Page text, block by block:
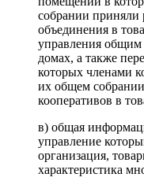
собрании
объединения в
управления
домах, а также
которых членами
их общем
кооперативов в
в) общая
управление
организация,
характеристика